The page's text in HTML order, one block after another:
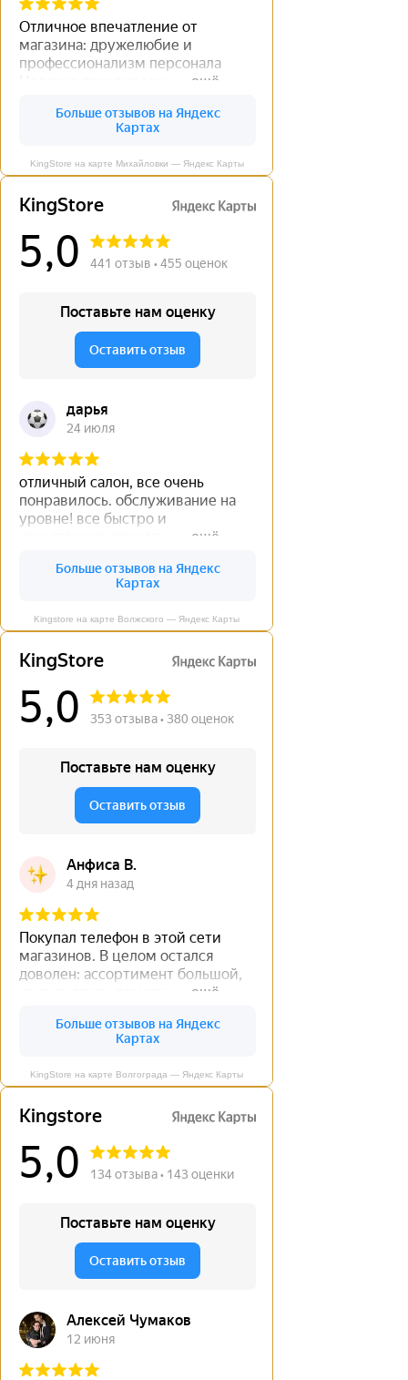
KingStore на карте Михайловки — Яндекс Карты
Kingstore на карте Волжского — Яндекс Карты
KingStore на карте Волгограда — Яндекс Карты
← →